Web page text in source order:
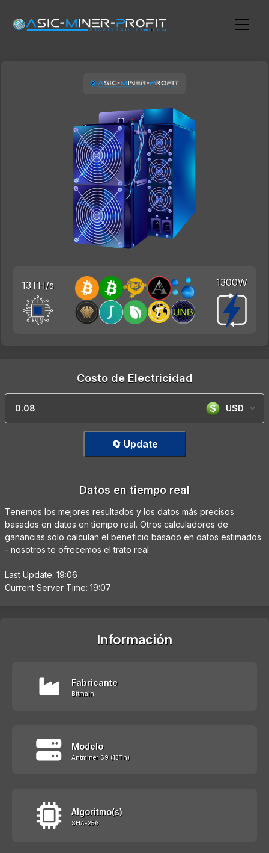
13TH/s 1300W
Costo de Electricidad
USD
🔄 Update
Datos en tiempo real
Tenemos los mejores resultados y los datos más precisos
basados en datos en tiempo real. Otros calculadores de
ganancias solo calculan el beneficio basado en datos estimados
- nosotros te ofrecemos el trato real.
Last Update: 19:06
Current Server Time: 19:07
Información
Fabricante
Bitmain
Modelo
Antminer S9 (13Th)
Algoritmo(s)
SHA-256